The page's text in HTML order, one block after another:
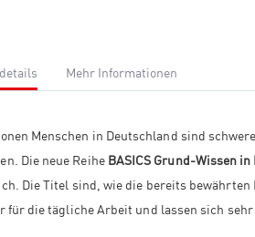
Menschen in Deutschland sind
Die neue Reihe BASICS Grund-Wissen
Die Titel sind, wie die bereits
für die tägliche Arbeit und lassen sich
Mehr Informationen